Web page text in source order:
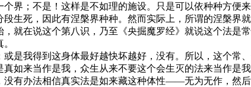
界；不是！这样是不如理的施设。只是可以依种种方便
生死，因此有涅槃界种种。然而实际上，所谓的涅槃界
就在说这个第八识，乃至《央掘魔罗经》就说这个法是
是我得到这身体最好越快坏越好，没有。所以，这个常
如来当作是我，众生从来不要这个会生灭的法来当作是
没有办法相信真实法是如来藏这种体性——无为无作，